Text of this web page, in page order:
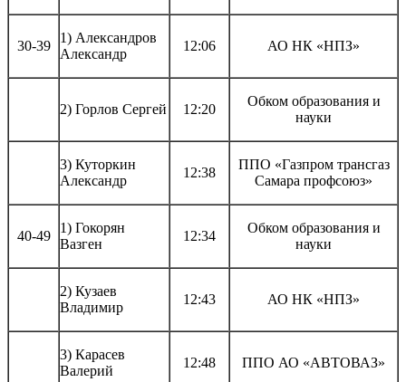
30-39
1) Александров
Александр
12:06 АО НК «НПЗ»
2) Горлов Сергей 12:20
Обком образования и
науки
3) Куторкин
Александр
12:38
ППО «Газпром трансгаз
Самара профсоюз»
40-49
1) Гокорян
Вазген
12:34
Обком образования и
науки
2) Кузаев
Владимир
12:43 АО НК «НПЗ»
3) Карасев
Валерий
12:48 ППО АО «АВТОВАЗ»